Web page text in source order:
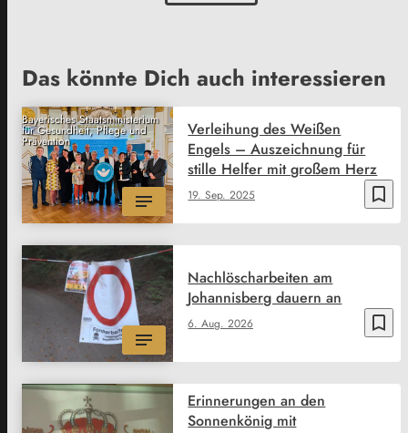
Das könnte Dich auch interessieren
Bayerisches Staatsministerium
für Gesundheit, Pflege und
Prävention
bookmark_border
19. Sep. 2025
Verleihung des Weißen
Engels – Auszeichnung für
stille Helfer mit großem Herz
bookmark_border
6. Aug. 2026
Nachlöscharbeiten am
Johannisberg dauern an
Erinnerungen an den
Sonnenkönig mit